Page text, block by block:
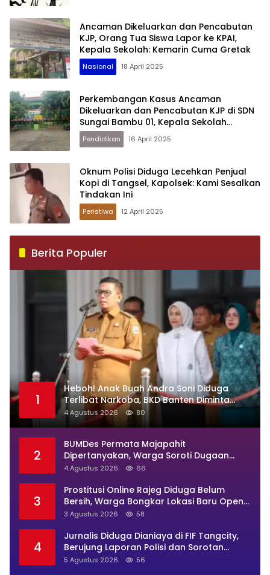
Ancaman Dikeluarkan dan Pencabutan
KJP, Orang Tua Siswa Lapor ke KPAI,
Kepala Sekolah: Kemarin Cuma Gretak
Nasional 18 April 2025
Perkembangan Kasus Ancaman
Dikeluarkan dan Pencabutan KJP di SDN
Sungai Bambu 01, Kepala Sekolah
Angkat Bicara
Pendidikan 16 April 2025
Oknum Polisi Diduga Lecehkan Penjual
Kopi di Tangsel, Kapolsek: Kami Sesalkan
Tindakan Ini
Peristiwa 12 April 2025
Berita Populer
1
Heboh! Anak Buah Andra Soni Diduga
Terlibat Narkoba, BKD Banten Diminta
Buka Suara
4 Agustus 2026 80
2
BUMDes Permata Majapahit
Dipertanyakan, Warga Soroti Dugaan
Pengelolaan Tak Transparan
4 Agustus 2026 66
3
Prostitusi Online Rajeg Diduga Belum
Bersih, Warga Bongkar Lokasi Baru Open
BO Usai Penggerebekan
3 Agustus 2026 58
4
Jurnalis Diduga Dianiaya di FIF Tangcity,
Berujung Laporan Polisi dan Sorotan
Kebebasan Pers
5 Agustus 2026 56